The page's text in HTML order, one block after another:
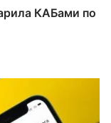
КАБами по